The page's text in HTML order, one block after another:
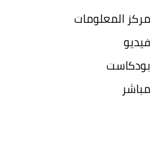
مركز المعلومات
فيديو
بودكاست
مباشر